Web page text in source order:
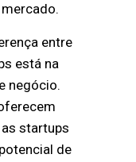
entre
está na
negócio.
startups
de